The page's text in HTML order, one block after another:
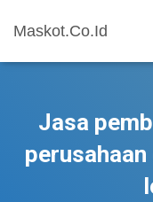
Maskot.Co.Id
Jasa